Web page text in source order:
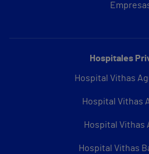
Hospitales
Hospital Vithas
Hospital Vithas
Hospital Vithas
Hospital Vithas